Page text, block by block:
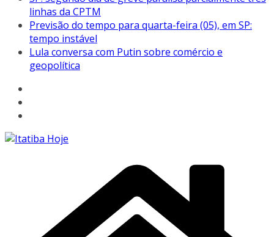
linhas da CPTM
Previsão do tempo para quarta-feira (05), em SP:
tempo instável
Lula conversa com Putin sobre comércio e
geopolítica